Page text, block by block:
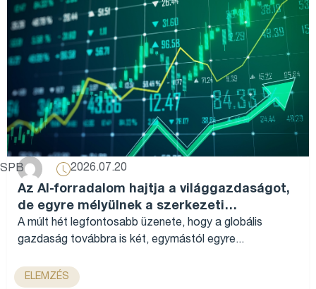
SPB 2026.07.20
Az AI-forradalom hajtja a világgazdaságot,
de egyre mélyülnek a szerkezeti
különbségek...
A múlt hét legfontosabb üzenete, hogy a globális
gazdaság továbbra is két, egymástól egyre...
ELEMZÉS